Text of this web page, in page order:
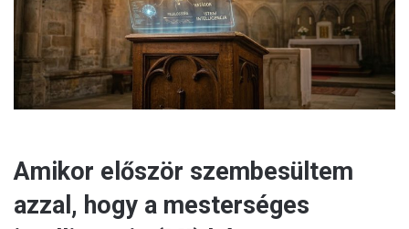
l
Amikor először szembesültem
azzal, hogy a mesterséges